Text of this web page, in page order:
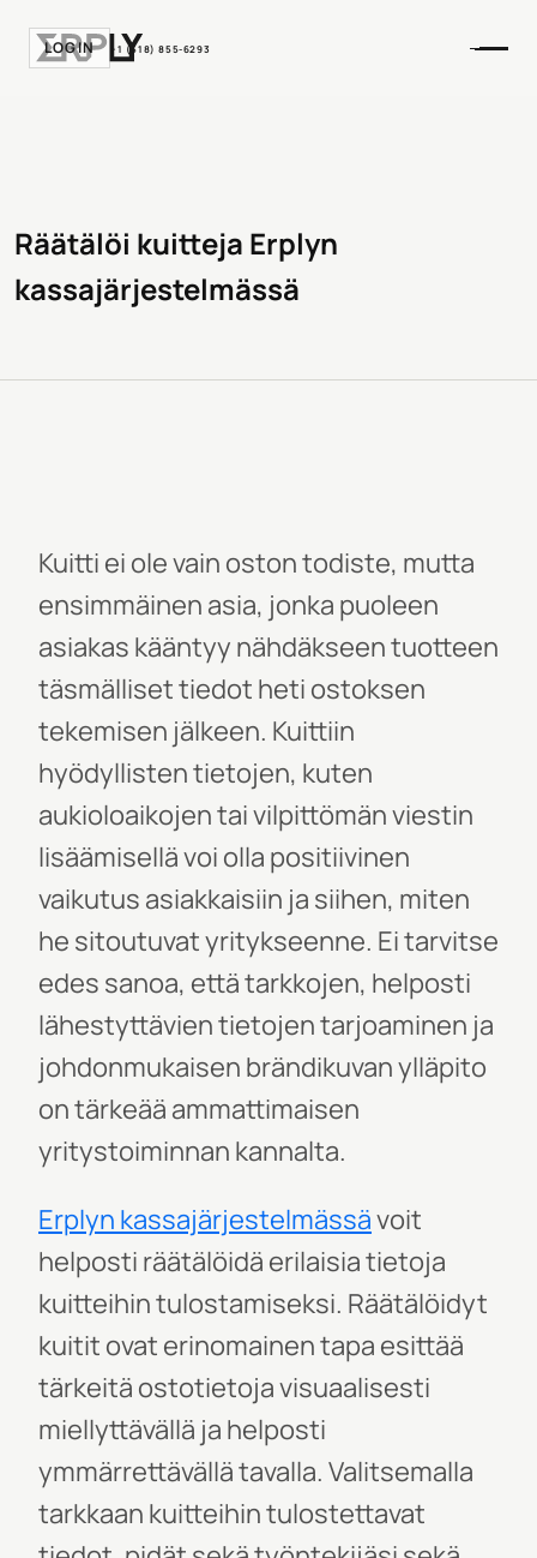
LOGIN +1 (518) 855-6293
Räätälöi kuitteja Erplyn
kassajärjestelmässä
Kuitti ei ole vain oston todiste, mutta
ensimmäinen asia, jonka puoleen
asiakas kääntyy nähdäkseen tuotteen
täsmälliset tiedot heti ostoksen
tekemisen jälkeen. Kuittiin
hyödyllisten tietojen, kuten
aukioloaikojen tai vilpittömän viestin
lisäämisellä voi olla positiivinen
vaikutus asiakkaisiin ja siihen, miten
he sitoutuvat yritykseenne. Ei tarvitse
edes sanoa, että tarkkojen, helposti
lähestyttävien tietojen tarjoaminen ja
johdonmukaisen brändikuvan ylläpito
on tärkeää ammattimaisen
yritystoiminnan kannalta.
Erplyn kassajärjestelmässävoit
helposti räätälöidä erilaisia tietoja
kuitteihin tulostamiseksi. Räätälöidyt
kuitit ovat erinomainen tapa esittää
tärkeitä ostotietoja visuaalisesti
miellyttävällä ja helposti
ymmärrettävällä tavalla. Valitsemalla
tarkkaan kuitteihin tulostettavat